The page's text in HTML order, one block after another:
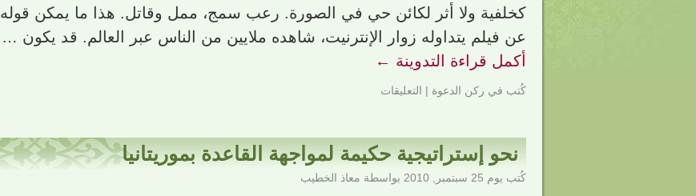
كخلفية ولا أثر لكائن حي في الصورة. رعب سمج، ممل وقاتل. هذا ما يمكن قوله
عن فيلم يتداوله زوار الإنترنيت، شاهده ملايين من الناس عبر العالم. قد يكون …
أكمل قراءة التدوينة ←
كُتب في ركن الدعوة | التعليقات
نحو إستراتيجية حكيمة لمواجهة القاعدة بموريتانيا
كُتب يوم 25 سبتمبر, 2010 بواسطة معاذ الخطيب